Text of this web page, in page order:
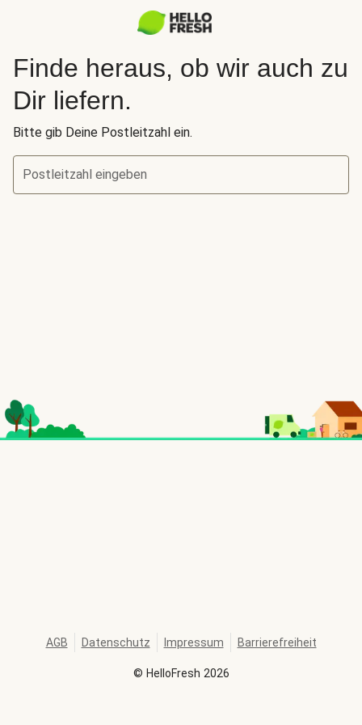
Finde heraus, ob wir auch zu
Dir liefern.
Bitte gib Deine Postleitzahl ein.
Postleitzahl eingeben
© HelloFresh 2026
AGB Datenschutz Impressum Barrierefreiheit